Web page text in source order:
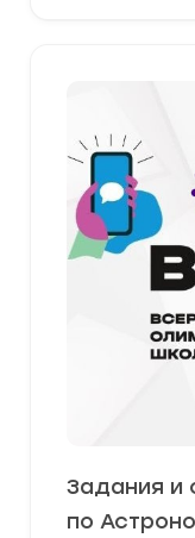
Задания и
по